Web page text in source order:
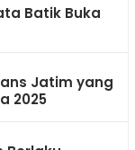
Batik Buka
Jatim yang
2025